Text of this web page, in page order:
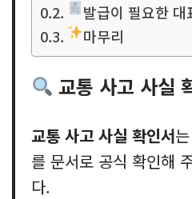
발급이 필요한 대
마무리
교통 사고 사실
교통 사고 사실 확인서
를 문서로 공식 확인해
다.